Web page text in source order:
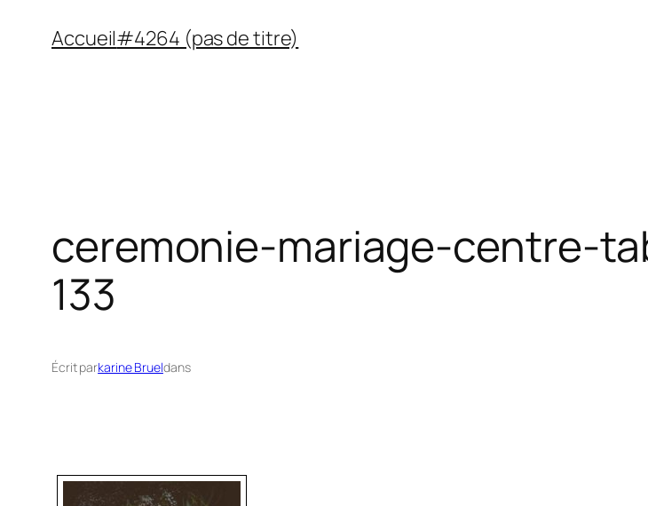
Accueil#4264 (pas de titre)
ceremonie-mariage-centre-
133
Écrit parkarine Brueldans